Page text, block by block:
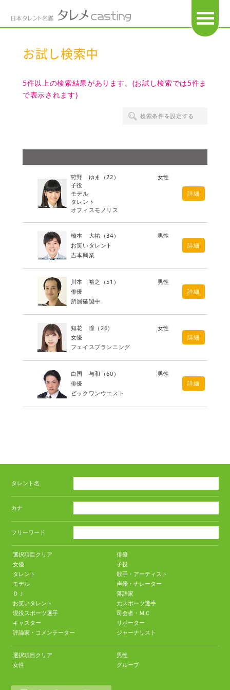
お試し検索中
5件以上の検索結果があります。(お試し検索では5件ま
で表示されます)
検索条件を設定する
狩野 ゆま （22）
女性
子役
モデル
タレント
オフィスモノリス
詳細
橋本 大祐 （34）
男性
お笑いタレント
吉本興業
詳細
川本 裕之 （51）
男性
俳優
所属確認中
詳細
知花 瞳 （26）
女性
女優
フェイスプランニング
詳細
白国 与和 （60）
男性
俳優
ビックワンウエスト
詳細
タレント名
カナ
フリーワード
選択項目クリア
俳優
女優
子役
タレント
歌手・アーティスト
モデル
声優・ナレーター
ＤＪ
落語家
お笑いタレント
元スポーツ選手
現役スポーツ選手
司会者・ＭＣ
キャスター
リポーター
評論家・コメンテーター
ジャーナリスト
選択項目クリア
男性
女性
グループ